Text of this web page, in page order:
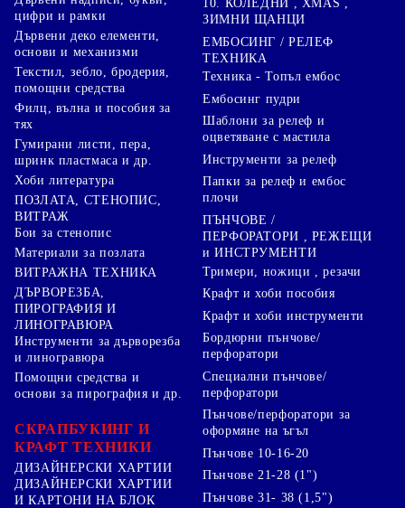
цифри и рамки
Дървени деко елементи,
основи и механизми
Текстил, зебло, бродерия,
помощни средства
Филц, вълна и пособия за
тях
Гумирани листи, пера,
шринк пластмаса и др.
Хоби литература
ПОЗЛАТА, СТЕНОПИС,
ВИТРАЖ
Бои за стенопис
Материали за позлата
ВИТРАЖНА ТЕХНИКА
ДЪРВОРЕЗБА,
ПИРОГРАФИЯ И
ЛИНОГРАВЮРА
Инструменти за дърворезба
и линогравюра
Помощни средства и
основи за пирография и др.
СКРАПБУКИНГ И
КРАФТ ТЕХНИКИ
ДИЗАЙНЕРСКИ ХАРТИИ
ДИЗАЙНЕРСКИ ХАРТИИ
И КАРТОНИ НА БЛОК
10. КОЛЕДНИ , XMAS ,
ЗИМНИ ЩАНЦИ
ЕМБОСИНГ / РЕЛЕФ
ТЕХНИКА
Техника - Топъл ембос
Ембосинг пудри
Шаблони за релеф и
оцветяване с мастила
Инструменти за релеф
Папки за релеф и ембос
плочи
ПЪНЧОВЕ /
ПЕРФОРАТОРИ , РЕЖЕЩИ
и ИНСТРУМЕНТИ
Тримери, ножици , резачи
Крафт и хоби пособия
Крафт и хоби инструменти
Бордюрни пънчове/
перфоратори
Специални пънчове/
перфоратори
Пънчове/перфоратори за
оформяне на ъгъл
Пънчове 10-16-20
Пънчове 21-28 (1")
Пънчове 31- 38 (1,5")